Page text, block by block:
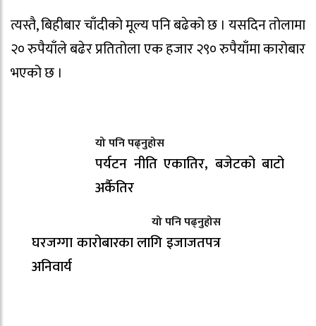
त्यस्तै, बिहीबार चाँदीको मूल्य पनि बढेको छ । यसदिन तोलामा
२० रुपैयाँले बढेर प्रतितोला एक हजार २९० रुपैयाँमा कारोबार
भएको छ ।
यो पनि पढ्नुहोस
पर्यटन नीति एकातिर, बजेटको बाटो
अर्कैतिर
यो पनि पढ्नुहोस
घरजग्गा कारोबारका लागि इजाजतपत्र
अनिवार्य